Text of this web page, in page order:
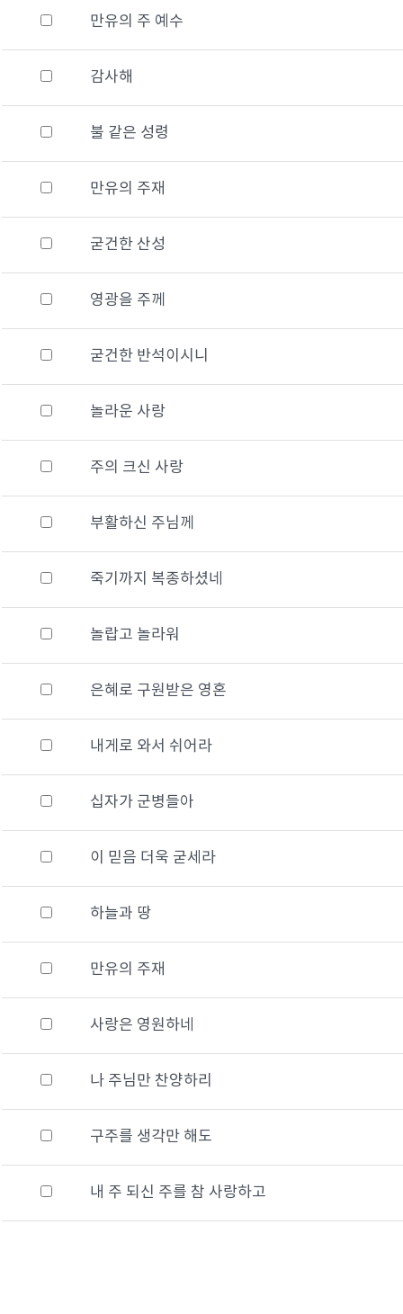
만유의 주 예수
감사해
불 같은 성령
만유의 주재
굳건한 산성
영광을 주께
굳건한 반석이시니
놀라운 사랑
주의 크신 사랑
부활하신 주님께
죽기까지 복종하셨네
놀랍고 놀라워
은혜로 구원받은 영혼
내게로 와서 쉬어라
십자가 군병들아
이 믿음 더욱 굳세라
하늘과 땅
만유의 주재
사랑은 영원하네
나 주님만 찬양하리
구주를 생각만 해도
내 주 되신 주를 참 사랑하고